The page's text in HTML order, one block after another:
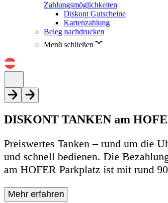
Zahlungsmöglichkeiten
Diskont Gutscheine
Kartenzahlung
Beleg nachdrucken
Menü schließen
DISKONT TANKEN am
Preiswertes Tanken – rund um die
und schnell bedienen. Die
am HOFER Parkplatz ist mit rund
Mehr erfahren